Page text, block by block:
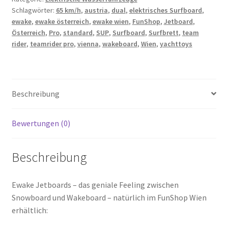
Schlagwörter: 65 km/h, austria, dual, elektrisches Surfboard,
ewake, ewake österreich, ewake wien, FunShop, Jetboard,
Österreich, Pro, standard, SUP, Surfboard, Surfbrett, team
rider, teamrider pro, vienna, wakeboard, Wien, yachttoys
Beschreibung
Bewertungen (0)
Beschreibung
Ewake Jetboards – das geniale Feeling zwischen
Snowboard und Wakeboard – natürlich im FunShop Wien
erhältlich: